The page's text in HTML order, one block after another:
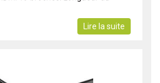
Lire la suite